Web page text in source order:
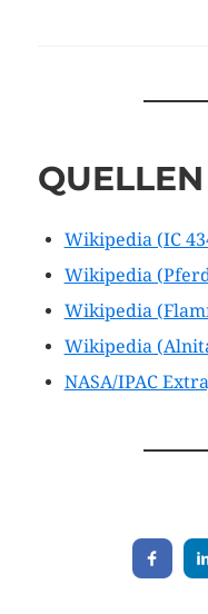
QUELLEN
Wikipedia (IC
Wikipedia
Wikipedia
Wikipedia
NASA/IPAC